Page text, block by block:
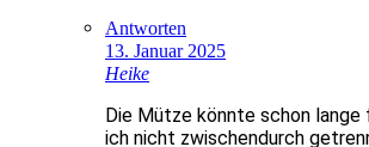
Antworten
13. Januar 2025
Heike
Die Mütze könnte schon lange
ich nicht zwischendurch